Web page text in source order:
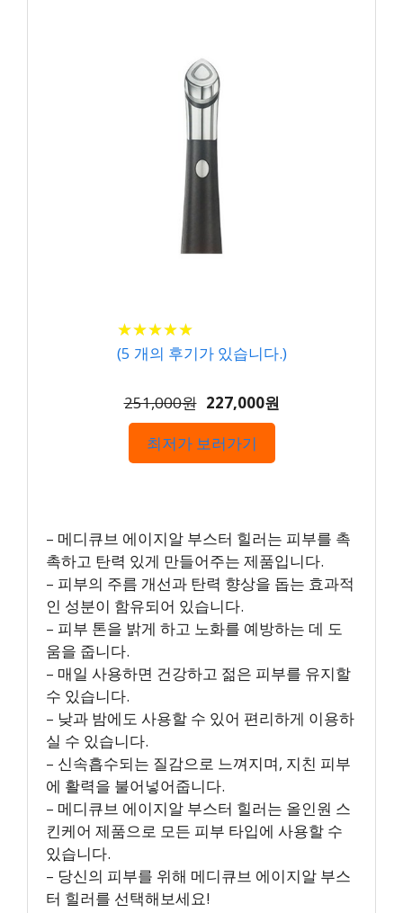
★★★★★
★★★★★
(5 개의 후기가 있습니다.)
251,000원 227,000원
최저가 보러가기
– 메디큐브 에이지알 부스터 힐러는 피부를 촉
촉하고 탄력 있게 만들어주는 제품입니다.
– 피부의 주름 개선과 탄력 향상을 돕는 효과적
인 성분이 함유되어 있습니다.
– 피부 톤을 밝게 하고 노화를 예방하는 데 도
움을 줍니다.
– 매일 사용하면 건강하고 젊은 피부를 유지할
수 있습니다.
– 낮과 밤에도 사용할 수 있어 편리하게 이용하
실 수 있습니다.
– 신속흡수되는 질감으로 느껴지며, 지친 피부
에 활력을 불어넣어줍니다.
– 메디큐브 에이지알 부스터 힐러는 올인원 스
킨케어 제품으로 모든 피부 타입에 사용할 수
있습니다.
– 당신의 피부를 위해 메디큐브 에이지알 부스
터 힐러를 선택해보세요!